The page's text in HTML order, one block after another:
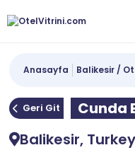
Anasayfa Balikesir /
Geri Git
Cunda
Balikesir, Turkey